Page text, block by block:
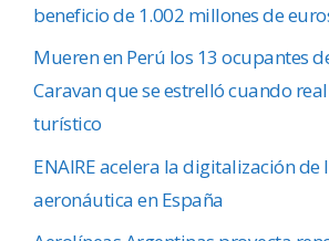
beneficio de 1.002 millones de
Mueren en Perú los 13 ocupantes
Caravan que se estrelló cuando
turístico
ENAIRE acelera la digitalización
aeronáutica en España